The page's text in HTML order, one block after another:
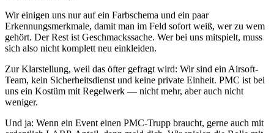
Wir einigen uns nur auf ein Farbschema und ein paar
Erkennungsmerkmale, damit man im Feld sofort weiß, wer zu wem
gehört. Der Rest ist Geschmackssache. Wer bei uns mitspielt, muss
sich also nicht komplett neu einkleiden.
Zur Klarstellung, weil das öfter gefragt wird: Wir sind ein Airsoft-
Team, kein Sicherheitsdienst und keine private Einheit. PMC ist bei
uns ein Kostüm mit Regelwerk — nicht mehr, aber auch nicht
weniger.
Und ja: Wenn ein Event einen PMC-Trupp braucht, gerne auch mit